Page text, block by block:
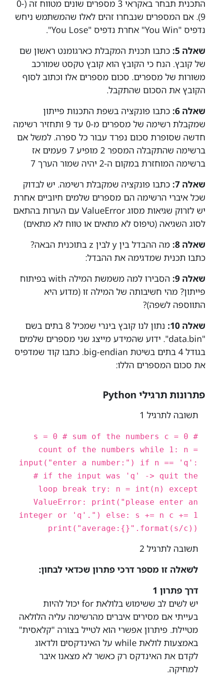
התכנית תבחר באקראי 3 מספרים שונים מטווח זה (0-
9). אם המספרים שנבחרו זהים לאלו שהמשתמש ניחש
נדפיס "You Win" אחרת נדפיס "You Lose".
שאלה 5:
כתבו תכנית המקבלת כארגומנט ראשון שם
של קובץ. הנח כי הקובץ הוא קובץ טקסט שמורכב
משורות של מספרים. סכום מספרים אלו וכתוב לסוף
הקובץ את הסכום שהתקבל.
שאלה 6:
כתבו פונקציה בשפת התכנות פייתון
שמקבלת רשימה של מספרים מ-0 עד 9 ותחזיר רשימה
חדשה שסופרת סכום נפרד עבור כל ספרה. למשל אם
ברשימה שהתקבלה המספר 2 מופיע 7 פעמים אז
ברשימה המוחזרת במקום ה-2 יהיה שמור הערך 7
שאלה 7:
כתבו פונקציה שמקבלת רשימה. יש לבדוק
שכל איברי הרשימה הם מספרים שלמים חיוביים אחרת
יש לזרוק שגיאות מסוג ValueError עם הערות בהתאם
לסוג השגיאה (טיפוס לא מתאים או טווח לא מתאים)
שאלה 8:
מה ההבדל בין y לבין z בתוכנית הבאה?
כתבו תכנית שמדגימה את ההבדל:
שאלה 9:
הסבירו למה משמשת המילה with בפיתוח
פייתון? מהי חשיבותה של המילה זו (מדוע היא
התווספה לשפה)?
שאלה 10:
נתון לנו קובץ בינרי שמכיל 8 בתים בשם
"data.bin". ידוע שהמידע מייצג שני מספרים שלמים
בגודל 4 בתים בשיטת big-endian. כתבו קוד שמדפיס
את סכום המספרים הללו:
פתרונות תרגילי Python
תשובה לתרגיל 1
s = 0 # sum of the numbers c = 0 #
count of the numbers while 1: n =
input("enter a number:") if n == 'q':
# if the input was 'q' -> quit the
loop break try: n = int(n) except
ValueError: print("please enter an
integer or 'q'.") else: s += n c += 1
print("average:{}".format(s/c))
תשובה לתרגיל 2
לשאלה זו מספר דרכי פתרון שכדאי לבחון:
דרך פתרון 1
יש לשים לב ששימוש בלולאת for יכול להיות
בעייתי אם מסירים איברים מהרשימה עליה הלולאה
מטיילת. פיתרון אפשרי הוא לטייל בצורה "קלאסית"
באמצעות לולאת while על האינדקסים ולדאוג
לקדם את האינדקס רק כאשר לא מצאנו איבר
למחיקה.